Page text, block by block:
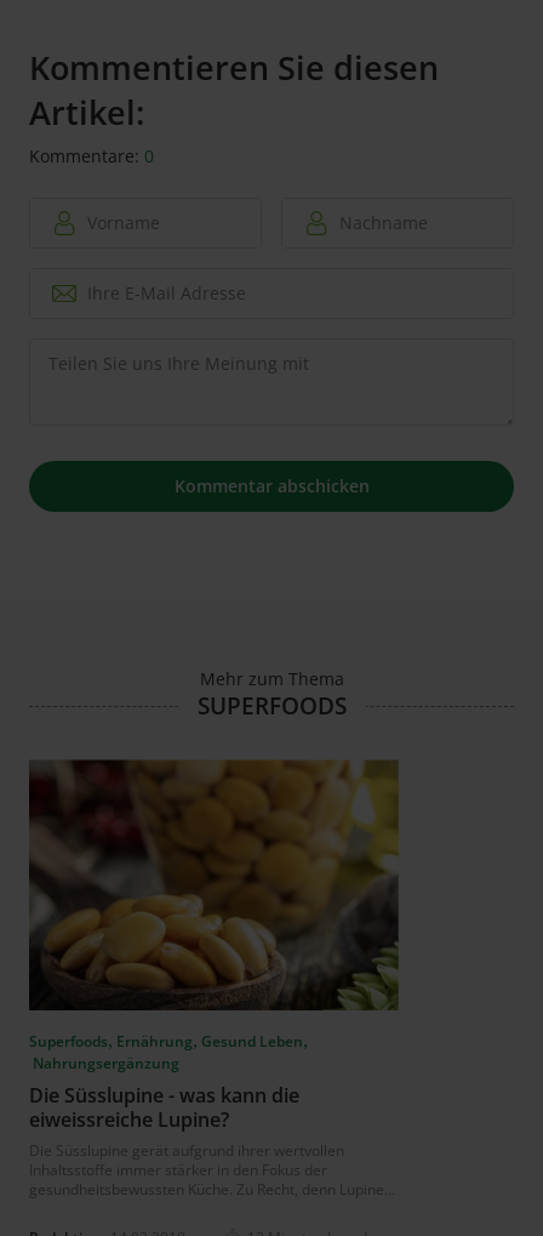
Kommentieren Sie diesen
Artikel:
Kommentare: 0
Mehr zum Thema
SUPERFOODS
Superfoods, Ernährung, Gesund Leben,
Nahrungsergänzung
Die Süsslupine - was kann die
eiweissreiche Lupine?
Die Süsslupine gerät aufgrund ihrer wertvollen
Inhaltsstoffe immer stärker in den Fokus der
gesundheitsbewussten Küche. Zu Recht, denn Lupinen
Talent in der Küche. Sie können ausserdem ethisch